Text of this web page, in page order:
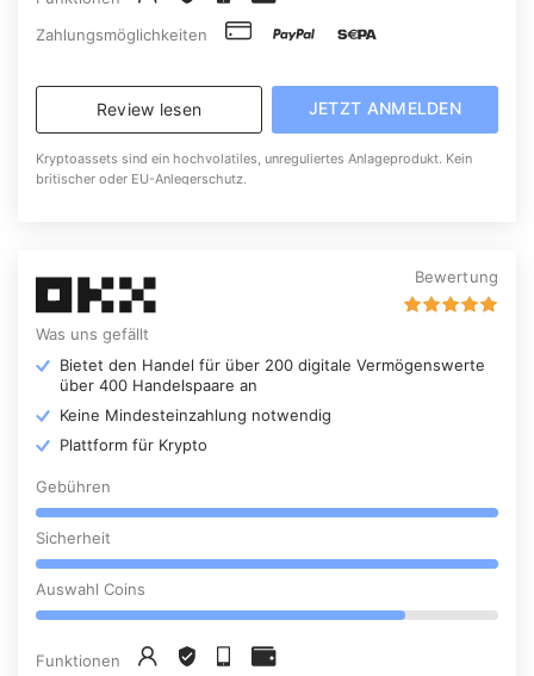
Zahlungsmöglichkeiten
Review lesen JETZT ANMELDEN
Kryptoassets sind ein hochvolatiles, unreguliertes Anlageprodukt. Kein
britischer oder EU-Anlegerschutz.
Bewertung
Was uns gefällt
Bietet den Handel für über 200 digitale Vermögenswerte
über 400 Handelspaare an
Keine Mindesteinzahlung notwendig
Plattform für Krypto
Gebühren
Sicherheit
Auswahl Coins
Funktionen